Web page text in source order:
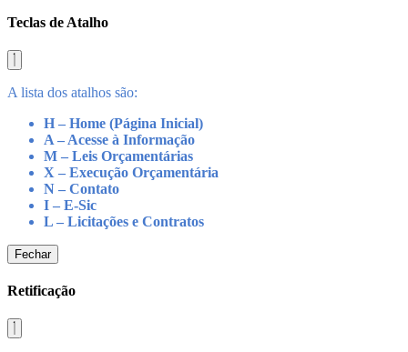
Teclas de Atalho
A lista dos atalhos são:
H – Home (Página Inicial)
A – Acesse à Informação
M – Leis Orçamentárias
X – Execução Orçamentária
N – Contato
I – E-Sic
L – Licitações e Contratos
Fechar
Retificação